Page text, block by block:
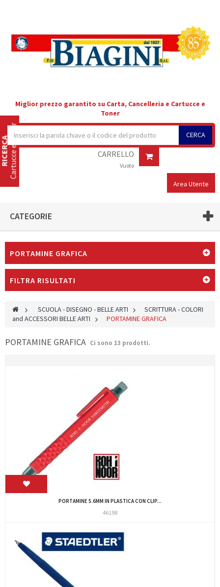
Miglior prezzo garantito su Carta, Cancelleria e Cartucce e
Toner
CERCA
CARRELLO
Vuoto
Area Utente
CATEGORIE
PORTAMINE GRAFICA
FILTRA RISULTATI
> SCUOLA - DISEGNO - BELLE ARTI >
SCRITTURA - COLORI
and ACCESSORI BELLE ARTI
> PORTAMINE GRAFICA
PORTAMINE GRAFICA Ci sono 13 prodotti.
PORTAMINE 5.6MM IN PLASTICA CON CLIP...
46198
Cartucce e Toner